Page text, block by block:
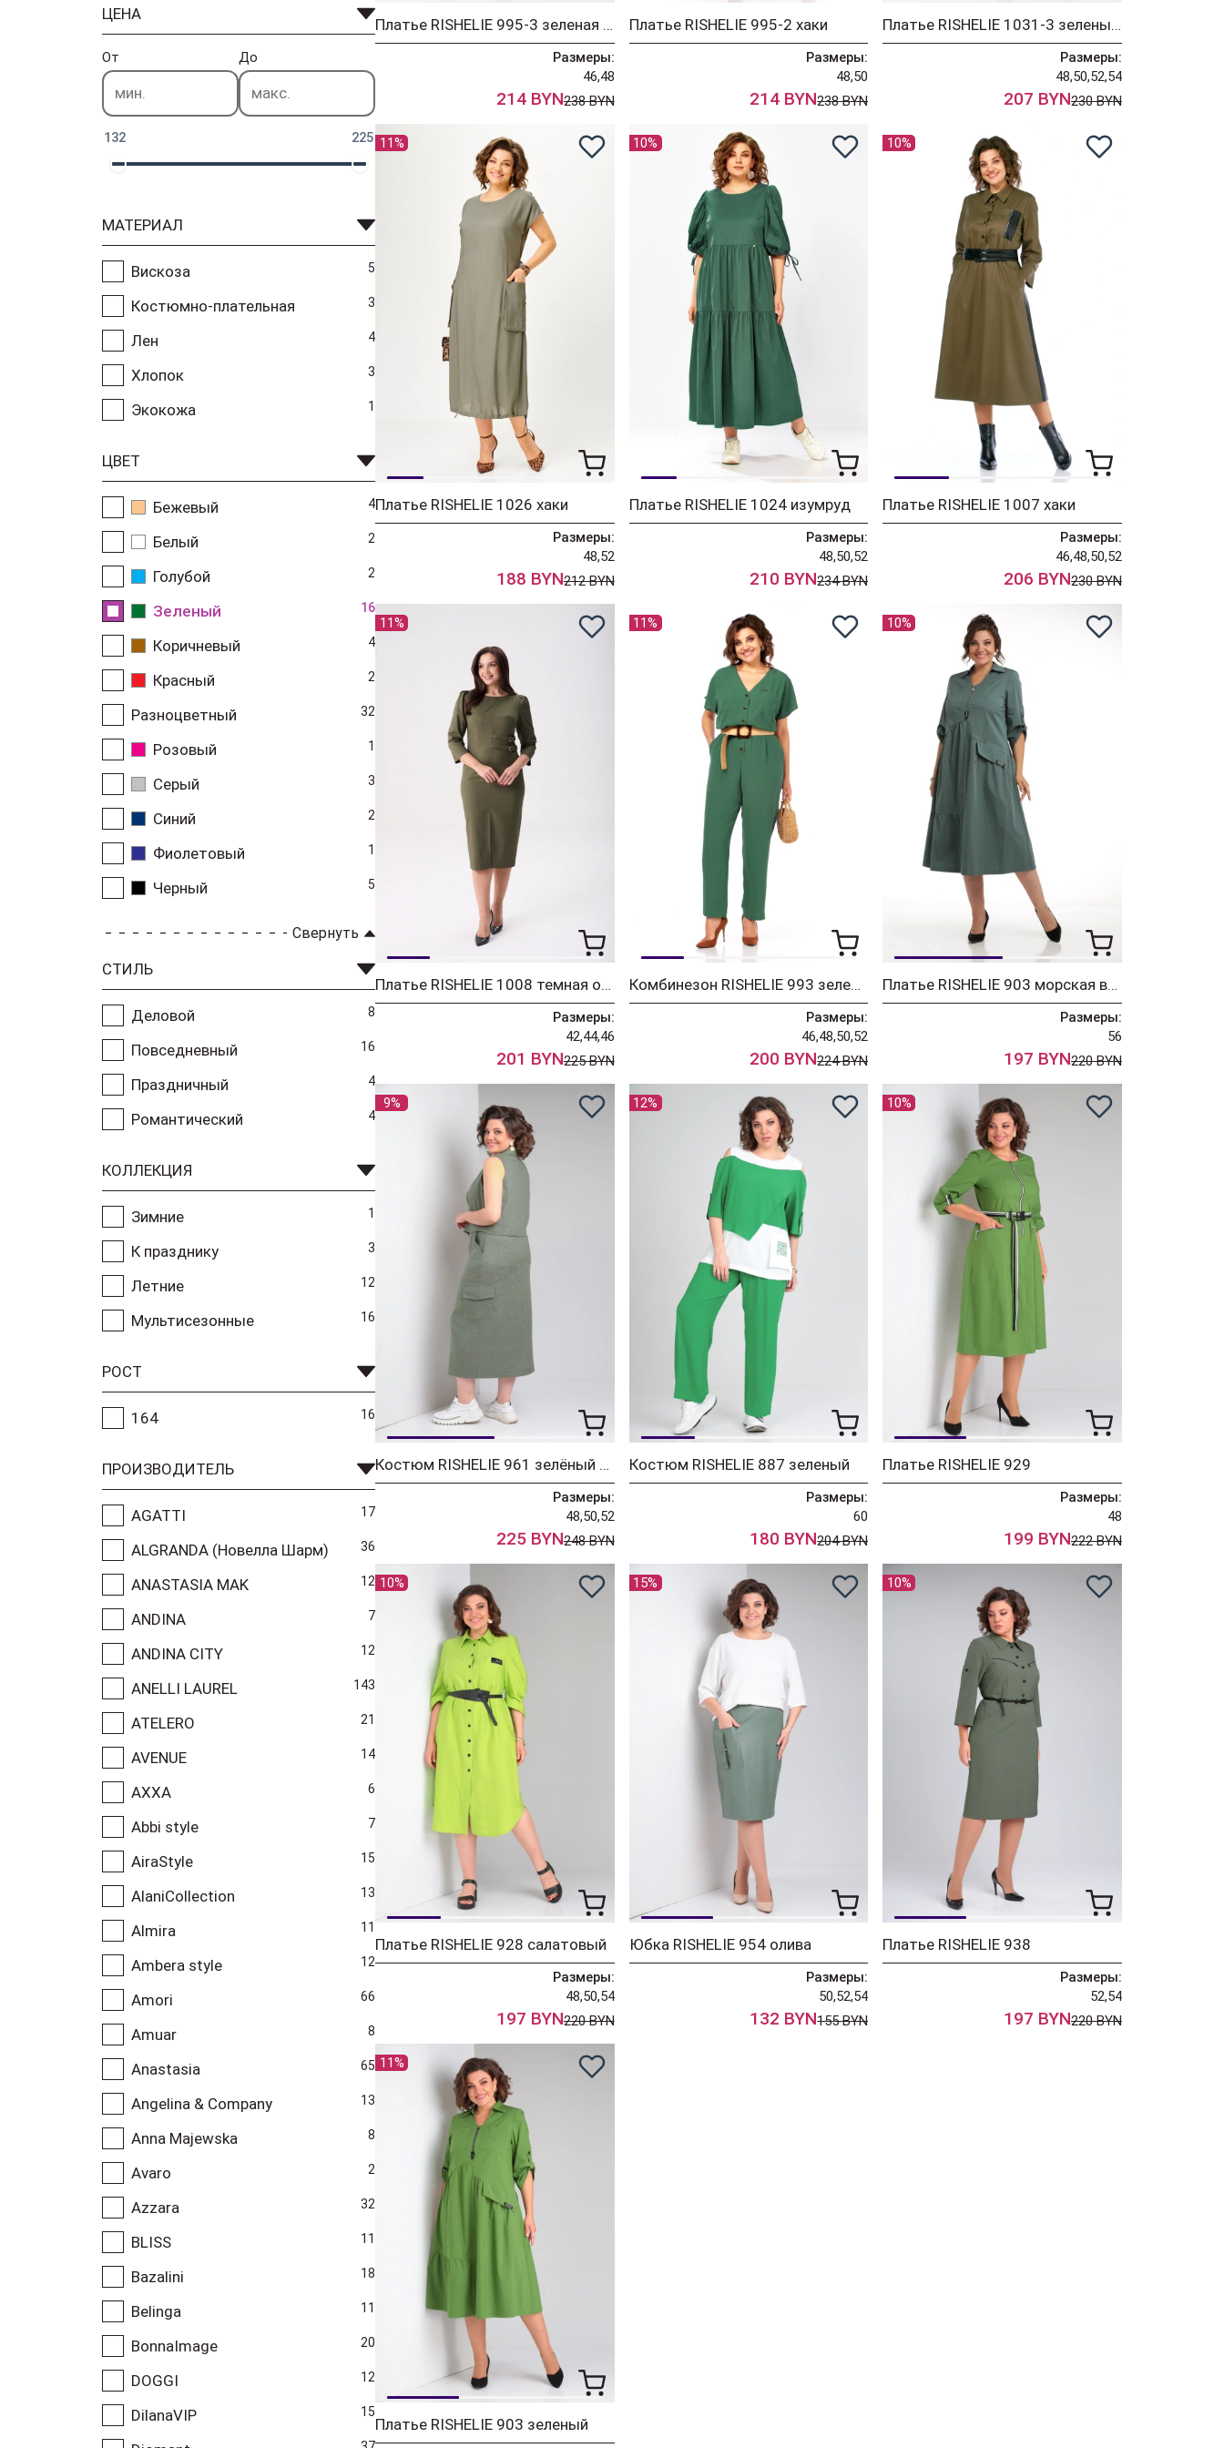
ЦЕНА
От До
132 225
МАТЕРИАЛ
Вискоза 5
Костюмно-плательная 3
Лен 4
Хлопок 3
Экокожа 1
ЦВЕТ
Бежевый 4
Белый 2
Голубой 2
Зеленый 16
Коричневый 4
Красный 2
Разноцветный 32
Розовый 1
Серый 3
Синий 2
Фиолетовый 1
Черный 5
Свернуть
СТИЛЬ
Деловой 8
Повседневный 16
Праздничный 4
Романтический 4
КОЛЛЕКЦИЯ
Зимние 1
К празднику 3
Летние 12
Мультисезонные 16
РОСТ
164 16
ПРОИЗВОДИТЕЛЬ
AGATTI 17
ALGRANDA (Новелла Шарм) 36
ANASTASIA MAK 12
ANDINA 7
ANDINA CITY 12
ANELLI LAUREL 143
ATELERO 21
AVENUE 14
AXXA 6
Abbi style 7
AiraStyle 15
AlaniCollection 13
Almira 11
Ambera style 12
Amori 66
Amuar 8
Anastasia 65
Angelina & Company 13
Anna Majewska 8
Avaro 2
Azzara 32
BLISS 11
Bazalini 18
Belinga 11
BonnaImage 20
DOGGI 12
DilanaVIP 15
Платье RISHELIE 995-3 зеленая фисташка
Размеры:
46,48
214 BYN238 BYN
Платье RISHELIE 995-2 хаки
Размеры:
48,50
214 BYN238 BYN
Платье RISHELIE 1031-3 зеленый+принт
Размеры:
48,50,52,54
207 BYN230 BYN
11%
Платье RISHELIE 1026 хаки
Размеры:
48,52
188 BYN212 BYN
10%
Платье RISHELIE 1024 изумруд
Размеры:
48,50,52
210 BYN234 BYN
10%
Платье RISHELIE 1007 хаки
Размеры:
46,48,50,52
206 BYN230 BYN
11%
Платье RISHELIE 1008 темная оливка
Размеры:
42,44,46
201 BYN225 BYN
11%
Комбинезон RISHELIE 993 зеленый
Размеры:
46,48,50,52
200 BYN224 BYN
10%
Платье RISHELIE 903 морская волна
Размеры:
56
197 BYN220 BYN
9%
Костюм RISHELIE 961 зелёный мох
Размеры:
48,50,52
225 BYN248 BYN
12%
Костюм RISHELIE 887 зеленый
Размеры:
60
180 BYN204 BYN
10%
Платье RISHELIE 929
Размеры:
48
199 BYN222 BYN
10%
Платье RISHELIE 928 салатовый
Размеры:
48,50,54
197 BYN220 BYN
15%
Юбка RISHELIE 954 олива
Размеры:
50,52,54
132 BYN155 BYN
10%
Платье RISHELIE 938
Размеры:
52,54
197 BYN220 BYN
11%
Платье RISHELIE 903 зеленый